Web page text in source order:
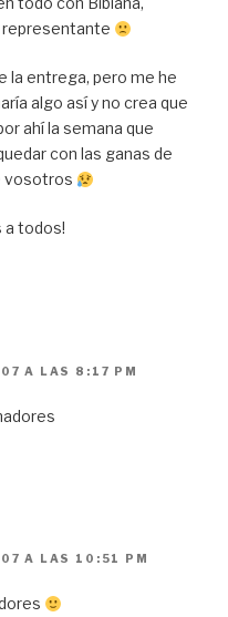
representante
la entrega, pero me he
algo así y no crea que
ahí la semana que
con las ganas de
vosotros
a todos!
A LAS 8:17 PM
A LAS 10:51 PM